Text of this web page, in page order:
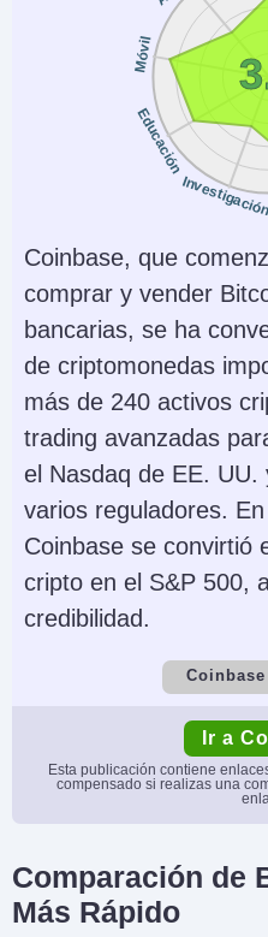
Criptomonedas,
xStocks, Futuros
Perpetuos Pre-IPO
Monedas de cuenta
USD, EUR, GBP, CAD,
AI
No
Educación
Móvil
Coinbase, que
comprar y vender
bancarias, se ha
de criptomonedas
más de 240 activos
trading avanzadas
el Nasdaq de EE.
varios reguladores.
Coinbase se convirtió
cripto en el S&P 500,
credibilidad.
Cuenta Demo
No
Copy Trading
No
Ir a
Esta publicación contiene
compensado si realizas una
Comparación de
Más Rápido